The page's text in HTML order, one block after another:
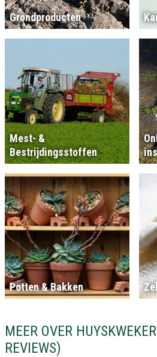
Grondproducten
Mest- &
Bestrijdingsstoffen
Potten & Bakken
MEER OVER
REVIEWS)